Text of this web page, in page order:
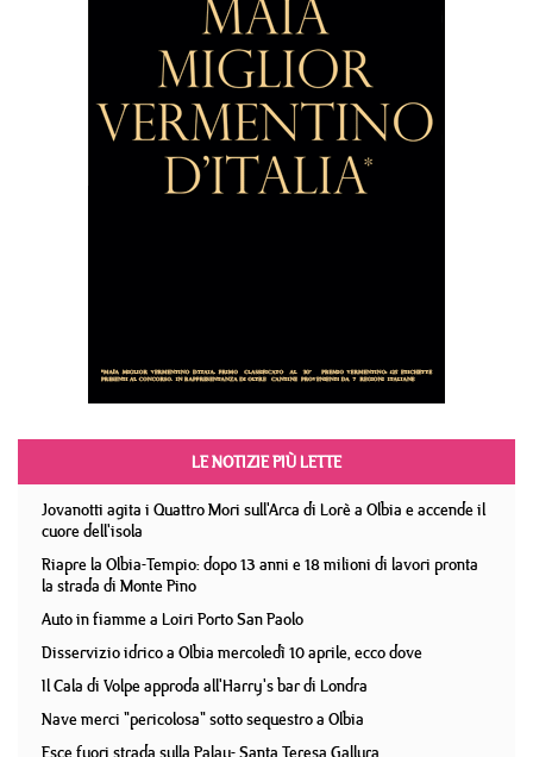
LE NOTIZIE PIÙ LETTE
Jovanotti agita i Quattro Mori sull'Arca di Lorè a Olbia e accende il
cuore dell'isola
Riapre la Olbia-Tempio: dopo 13 anni e 18 milioni di lavori pronta
la strada di Monte Pino
Auto in fiamme a Loiri Porto San Paolo
Disservizio idrico a Olbia mercoledì 10 aprile, ecco dove
Il Cala di Volpe approda all'Harry's bar di Londra
Nave merci "pericolosa" sotto sequestro a Olbia
Esce fuori strada sulla Palau- Santa Teresa Gallura